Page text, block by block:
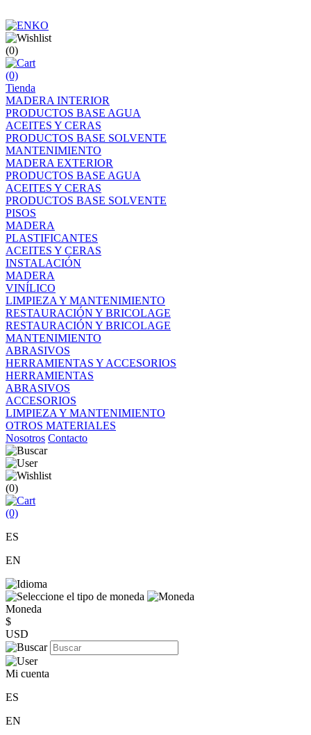
(0)
(0)
Tienda
MADERA INTERIOR
PRODUCTOS BASE AGUA
ACEITES Y CERAS
PRODUCTOS BASE SOLVENTE
MANTENIMIENTO
MADERA EXTERIOR
PRODUCTOS BASE AGUA
ACEITES Y CERAS
PRODUCTOS BASE SOLVENTE
PISOS
MADERA
PLASTIFICANTES
ACEITES Y CERAS
INSTALACIÓN
MADERA
VINÍLICO
LIMPIEZA Y MANTENIMIENTO
RESTAURACIÓN Y BRICOLAGE
RESTAURACIÓN Y BRICOLAGE
MANTENIMIENTO
ABRASIVOS
HERRAMIENTAS Y ACCESORIOS
HERRAMIENTAS
ABRASIVOS
ACCESORIOS
LIMPIEZA Y MANTENIMIENTO
OTROS MATERIALES
Nosotros Contacto
(0)
(0)
ES
EN
Moneda
$
USD
Mi cuenta
ES
EN